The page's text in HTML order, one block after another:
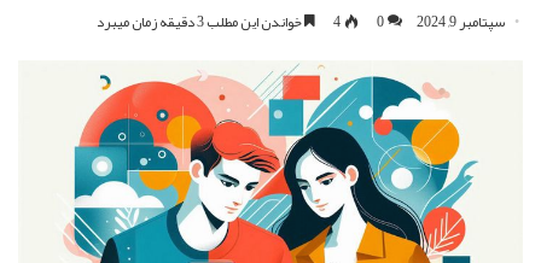
سپتامبر 9, 2024 0
4 خواندن این مطلب 3 دقیقه زمان میبرد